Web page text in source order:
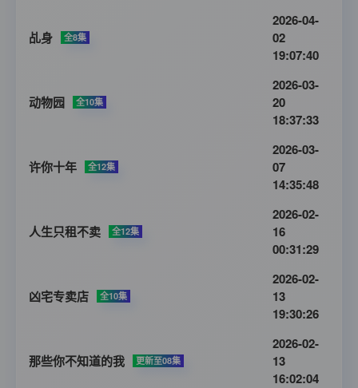
乩身 全8集
2026-04-
02
19:07:40
动物园 全10集
2026-03-
20
18:37:33
许你十年 全12集
2026-03-
07
14:35:48
人生只租不卖 全12集
2026-02-
16
00:31:29
凶宅专卖店 全10集
2026-02-
13
19:30:26
那些你不知道的我 更新至08集
2026-02-
13
16:02:04